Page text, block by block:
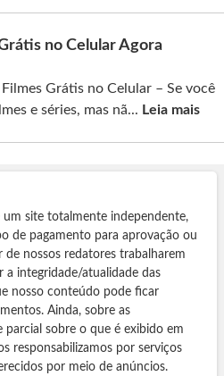
no Celular Agora
Grátis no Celular – Se você
e séries, mas nã... Leia mais
um site totalmente independente,
de pagamento para aprovação ou
de nossos redatores trabalharem
integridade/atualidade das
nosso conteúdo pode ficar
Ainda, sobre as
sobre o que é exibido em
responsabilizamos por serviços
por meio de anúncios.